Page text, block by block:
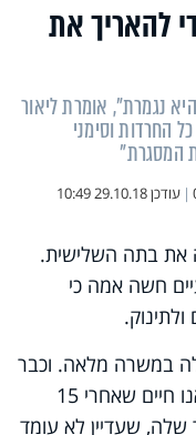
להאריך את
נגמרת", אומרת ליאור
החרדות וסימני
המסגרת"
| עודכן29.10.18 10:49
לאחרונה את בתה השלישית.
חשה אמה כי
שלה במשרה מלאה. וכבר
עברו שבועיים. באיזה מדינה דפוקה אנו חיים שאחרי 15
שעדיין לא עומד